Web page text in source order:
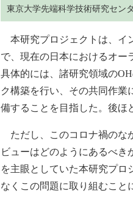
東京大学先端科学技術研究セン
本研究プロジェクトは、イ
で、現在の日本におけるオー
具体的には、諸研究領域の
ク構築を行い、その共同作
備することを目指した。後ほ
ただし、このコロナ禍のな
ビューはどのようにあるべき
を主眼としていた本研究プ
なくこの問題に取り組むこと